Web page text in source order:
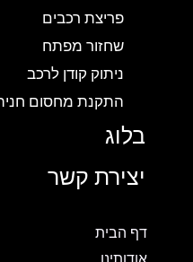
פריצת רכבים
שחזור מפתח
ניתוק קודן לרכב
התקנת מחסום חניה
בלוג
יצירת קשר
דף הבית
אודותינו